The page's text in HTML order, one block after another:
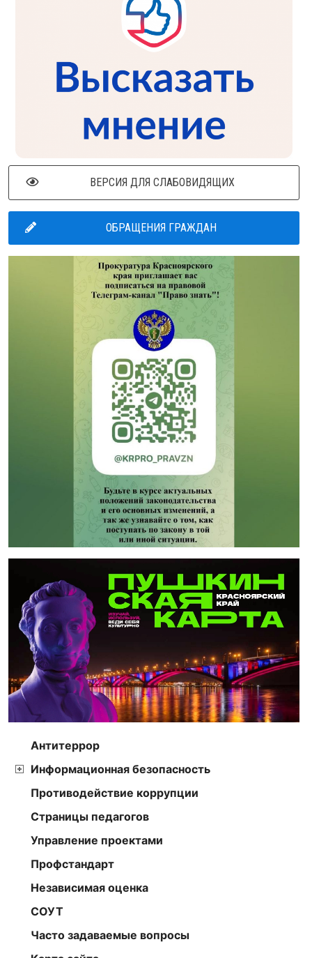
ВЕРСИЯ ДЛЯ СЛАБОВИДЯЩИХ
ОБРАЩЕНИЯ ГРАЖДАН
Антитеррор
Информационная безопасность
Противодействие коррупции
Страницы педагогов
Управление проектами
Профстандарт
Независимая оценка
СОУТ
Часто задаваемые вопросы